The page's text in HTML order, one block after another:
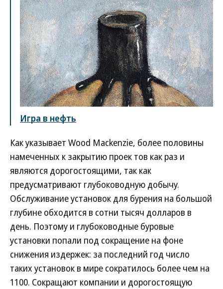
Игра в нефть
Как указывает Wood Mackenzie, более половины
намеченных к закрытию проек тов как раз и
являются дорогостоящими, так как
предусматривают глубоководную добычу.
Обслуживание установок для бурения на большой
глубине обходится в сотни тысяч долларов в
день. Поэтому и глубоководные буровые
установки попали под сокращение на фоне
снижения издержек: за последний год число
таких установок в мире сократилось более чем на
1100. Сокращают компании и дорогостоящую